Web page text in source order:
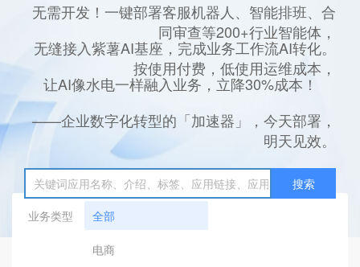
无需开发！一键部署客服机器人、智能排班、合
同审查等200+行业智能体，
无缝接入紫薯AI基座，完成业务工作流AI转化。
按使用付费，低使用运维成本，
让AI像水电一样融入业务，立降30%成本！
——企业数字化转型的「加速器」，今天部署，
明天见效。
搜索
业务类型
全部
电商